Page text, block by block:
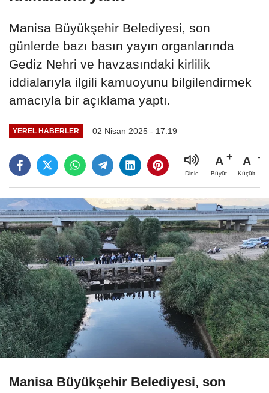
Manisa Büyükşehir Belediyesi, son
günlerde bazı basın yayın organlarında
Gediz Nehri ve havzasındaki kirlilik
iddialarıyla ilgili kamuoyunu bilgilendirmek
amacıyla bir açıklama yaptı.
YEREL HABERLER 02 Nisan 2025 - 17:19
Dinle
A
Büyüt
A
Küçült
Manisa Büyükşehir Belediyesi, son